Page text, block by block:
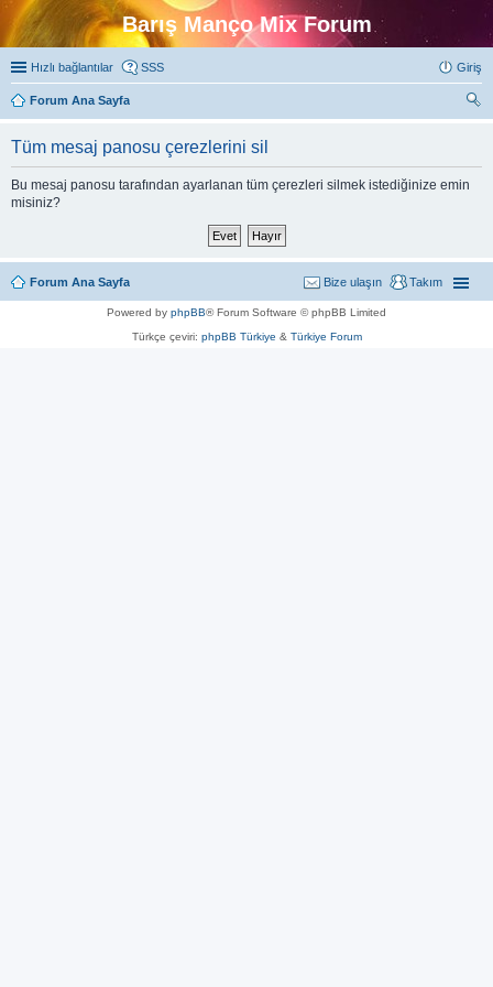
Barış Manço Mix Forum
Hızlı bağlantılar SSS Giriş
Forum Ana Sayfa
Tüm mesaj panosu çerezlerini sil
Bu mesaj panosu tarafından ayarlanan tüm çerezleri silmek istediğinize emin
misiniz?
Forum Ana Sayfa Takım
Bize ulaşın
Powered by phpBB® Forum Software © phpBB Limited
Türkçe çeviri: phpBB Türkiye & Türkiye Forum